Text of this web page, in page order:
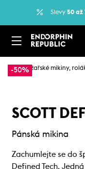
Slevy 50 až
-50%
… Lyžařské mikiny,
SCOTT
Pánská mikina
Zachumlejte se do
Defined Tech.